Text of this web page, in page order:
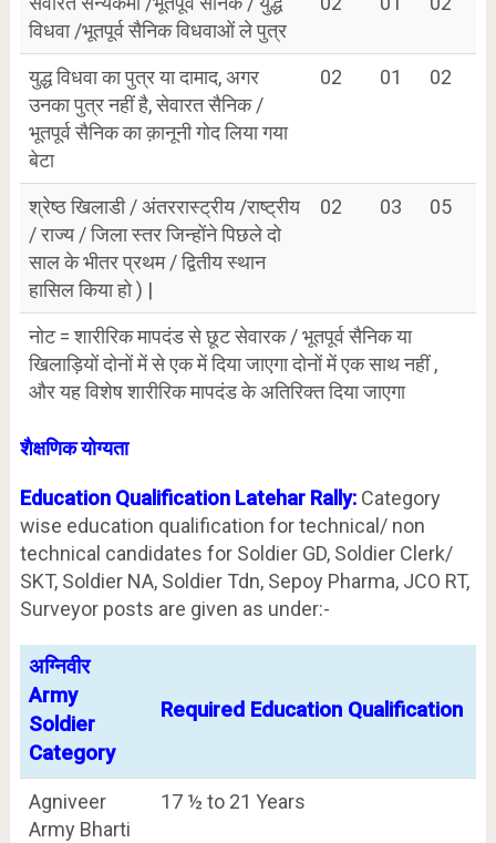
विधवा /भूतपूर्व सैनिक विधवाओं ले पुत्र
युद्ध विधवा का पुत्र या दामाद, अगर
उनका पुत्र नहीं है, सेवारत सैनिक /
भूतपूर्व सैनिक का क़ानूनी गोद लिया गया
बेटा
02 01 02
श्रेष्ठ खिलाडी / अंतररास्ट्रीय /राष्ट्रीय
/ राज्य / जिला स्तर जिन्होंने पिछले दो
साल के भीतर प्रथम / द्वितीय स्थान
हासिल किया हो ) |
02 03 05
नोट = शारीरिक मापदंड से छूट सेवारक / भूतपूर्व सैनिक या
खिलाड़ियों दोनों में से एक में दिया जाएगा दोनों में एक साथ नहीं ,
और यह विशेष शारीरिक मापदंड के अतिरिक्त दिया जाएगा
शैक्षणिक योग्यता
Education Qualification LateharRally: Category
wise education qualification for technical/ non
technical candidates for Soldier GD, Soldier Clerk/
SKT, Soldier NA, Soldier Tdn, Sepoy Pharma, JCO RT,
Surveyor posts are given as under:-
अग्निवीर
Army
Soldier
Category
Required Education Qualification
Agniveer
Army Bharti
17 ½ to 21 Years